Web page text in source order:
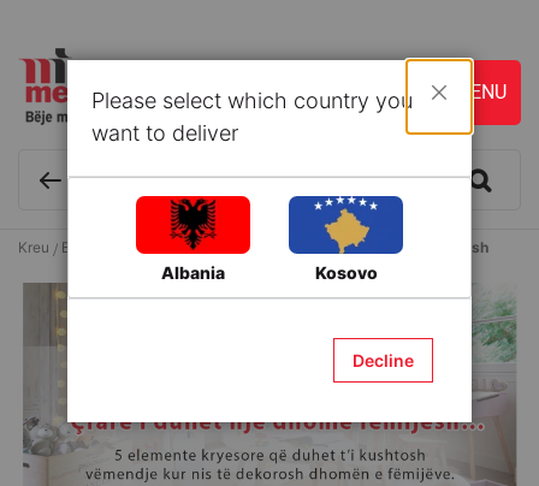
Kreu Blog & Ide DHOME GJUMI Çfarë i duhet një dhome fëmijësh
Please select which country you
want to deliver
Mbyll
Albania Kosovo
Decline